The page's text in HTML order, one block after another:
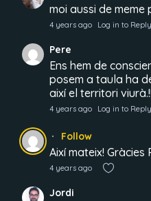
moi aussi de meme
4 years ago Log in to Reply
Pere
Ens hem de
posem a taula ha
així el territori viurà.!!
4 years ago Log in to Reply
Follow
Així mateix! Gràcies
4 years ago
Jordi